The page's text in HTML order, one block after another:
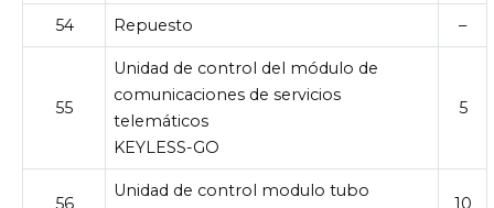
54 Repuesto –
55
Unidad de control del módulo de
comunicaciones de servicios
telemáticos
KEYLESS-GO
5
56
Unidad de control modulo tubo
10